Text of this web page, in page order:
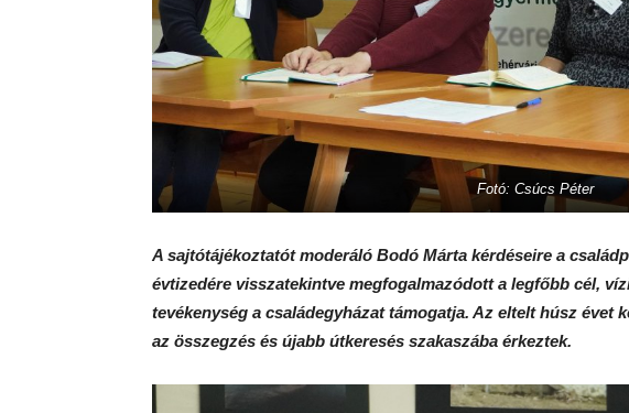
Fotó: Csúcs Péter
A sajtótájékoztatót moderáló Bodó Márta kérdéseire a
évtizedére visszatekintve megfogalmazódott a legfőbb cél,
tevékenység a családegyházat támogatja. Az eltelt húsz évet
az összegzés és újabb útkeresés szakaszába érkeztek.